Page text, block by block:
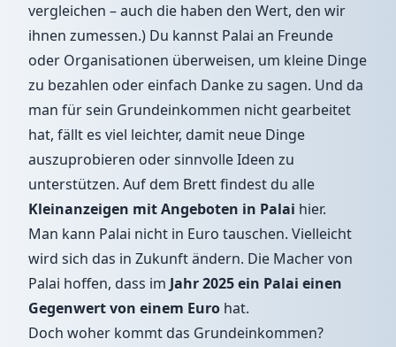
vergleichen – auch die haben den Wert, den wir
ihnen zumessen.) Du kannst Palai an Freunde
oder Organisationen überweisen, um kleine Dinge
zu bezahlen oder einfach Danke zu sagen. Und da
man für sein Grundeinkommen nicht gearbeitet
hat, fällt es viel leichter, damit neue Dinge
auszuprobieren oder sinnvolle Ideen zu
unterstützen. Auf dem Brett findest du alle
Kleinanzeigen mit Angeboten in Palai hier.
Man kann Palai nicht in Euro tauschen. Vielleicht
wird sich das in Zukunft ändern. Die Macher von
Palai hoffen, dass im Jahr 2025 ein Palai einen
Gegenwert von einem Euro hat.
Doch woher kommt das Grundeinkommen?